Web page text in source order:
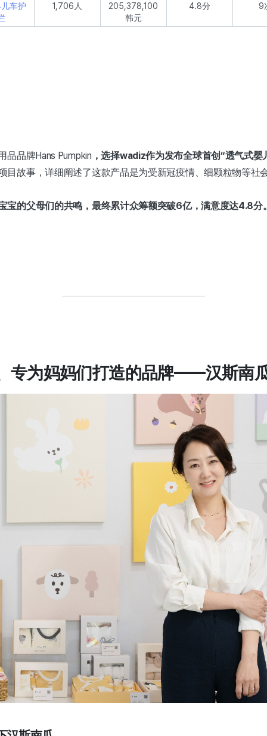
车护
1,706人
205,378,100
韩元
4.8分 9
品品牌Hans Pumpkin ，选择wadiz作为发布全球首创“透气式婴
目故事，详细阐述了这款产品是为受新冠疫情、细颗粒物等社
宝的父母们的共鸣，最终累计众筹额突破6亿，满意度达4.8分
专为妈妈们打造的品牌——汉斯南